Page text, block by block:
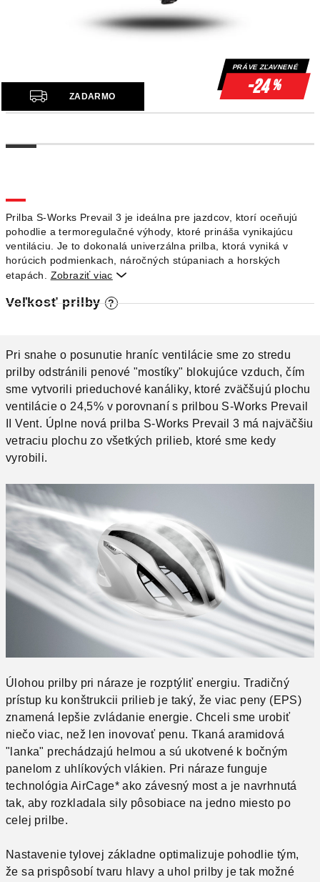
Prilba S-Works Prevail 3 je ideálna pre jazdcov, ktorí oceňujú
pohodlie a termoregulačné výhody, ktoré prináša vynikajúcu
ventiláciu. Je to dokonalá univerzálna prilba, ktorá vyniká v
horúcich podmienkach, náročných stúpaniach a horských
etapách. Zobraziť viac 
Veľkosť prilby ?
Z
A
A
ZADARMO
PRÁVE ZĽAVNENÉ
-24%
Pri snahe o posunutie hraníc ventilácie sme zo stredu
prilby odstránili penové "mostíky" blokujúce vzduch, čím
sme vytvorili prieduchové kanáliky, ktoré zväčšujú plochu
ventilácie o 24,5% v porovnaní s prilbou S-Works Prevail
II Vent. Úplne nová prilba S-Works Prevail 3 má najväčšiu
vetraciu plochu zo všetkých prilieb, ktoré sme kedy
vyrobili.
Úlohou prilby pri náraze je rozptýliť energiu. Tradičný
prístup ku konštrukcii prilieb je taký, že viac peny (EPS)
znamená lepšie zvládanie energie. Chceli sme urobiť
niečo viac, než len inovovať penu. Tkaná aramidová
"lanka" prechádzajú helmou a sú ukotvené k bočným
panelom z uhlíkových vlákien. Pri náraze funguje
technológia AirCage* ako závesný most a je navrhnutá
tak, aby rozkladala sily pôsobiace na jedno miesto po
celej prilbe.
Nastavenie tylovej základne optimalizuje pohodlie tým,
že sa prispôsobí tvaru hlavy a uhol prilby je tak možné